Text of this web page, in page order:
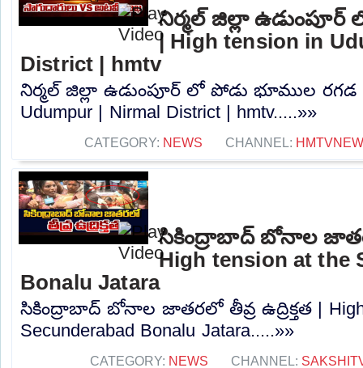
నిర్మల్ జిల్లా
| High tension in
District | hmtv
నిర్మల్ జిల్లా ఉడుంపూర్ లో పోడు భూముల రగడ |
Udumpur | Nirmal District | hmtv.....»»
CATEGORY: NEWS CHANNEL:
సికింద్రాబాద్ బోనాల
High tension at the
Bonalu Jatara
సికింద్రాబాద్ బోనాల జాతరలో తీవ్ర ఉద్రిక్తత | High
Secunderabad Bonalu Jatara.....»»
CATEGORY: NEWS CHANNEL: